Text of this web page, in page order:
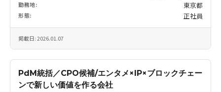
勤務地: 東京都
形態: 正社員
掲載日: 2026.01.07
PdM統括／CPO候補/エンタメ×IP×ブロックチェー
ンで新しい価値を作る会社